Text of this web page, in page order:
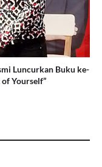
Luncurkan Buku ke-
Yourself”